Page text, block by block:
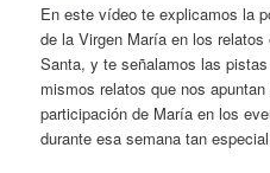
En este vídeo te explicamos la
de la Virgen María en los
Santa, y te señalamos las
mismos relatos que nos
participación de María en los
durante esa semana tan